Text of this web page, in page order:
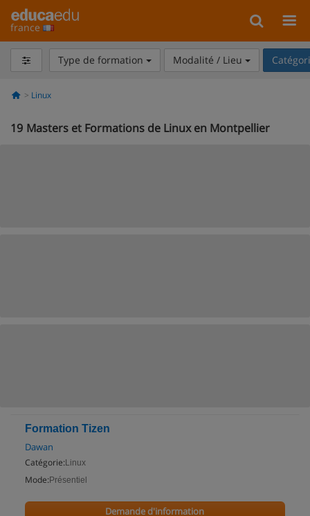
france
Type de formation Modalité / Lieu
Linux
19 Masters et Formations de Linux en Montpellier
Formation Tizen
Dawan
Catégorie: Linux
Mode: Présentiel
Demande d'information